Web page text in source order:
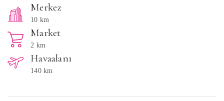
Merkez
10 km
Market
2 km
Havaalanı
140 km